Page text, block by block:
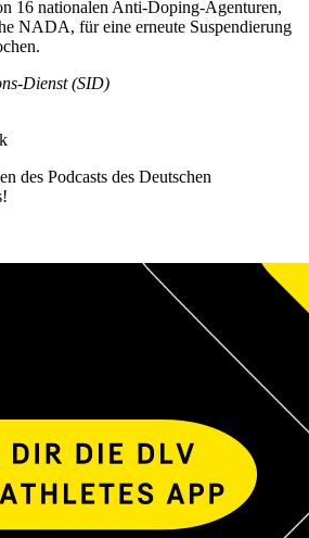
16 nationalen Anti-Doping-Agenturen,
NADA, für eine erneute Suspendierung
Dienst (SID)
des Podcasts des Deutschen